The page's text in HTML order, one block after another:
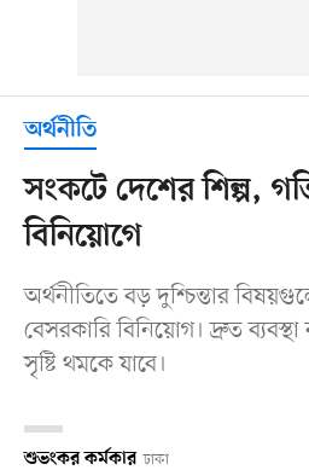
অর্থনীতি
সংকটে দেশের শিল্প,
বিনিয়োগে
অর্থনীতিতে বড় দুশ্চিন্তার
বেসরকারি বিনিয়োগ। দ্রুত
সৃষ্টি থমকে যাবে।
শুভংকর কর্মকার ঢাকা